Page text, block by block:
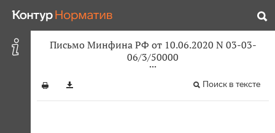
Письмо Минфина РФ от 10.06.2020 N 03-03-
06/3/50000
Поиск в тексте